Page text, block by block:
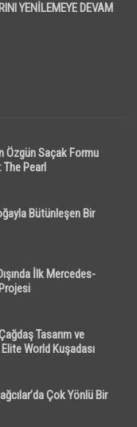
YENİLEMEYE DEVAM
Özgün Saçak Formu
The Pearl
Bütünleşen Bir
İlk Mercedes-
Tasarım ve
World Kuşadası
Çok Yönlü Bir